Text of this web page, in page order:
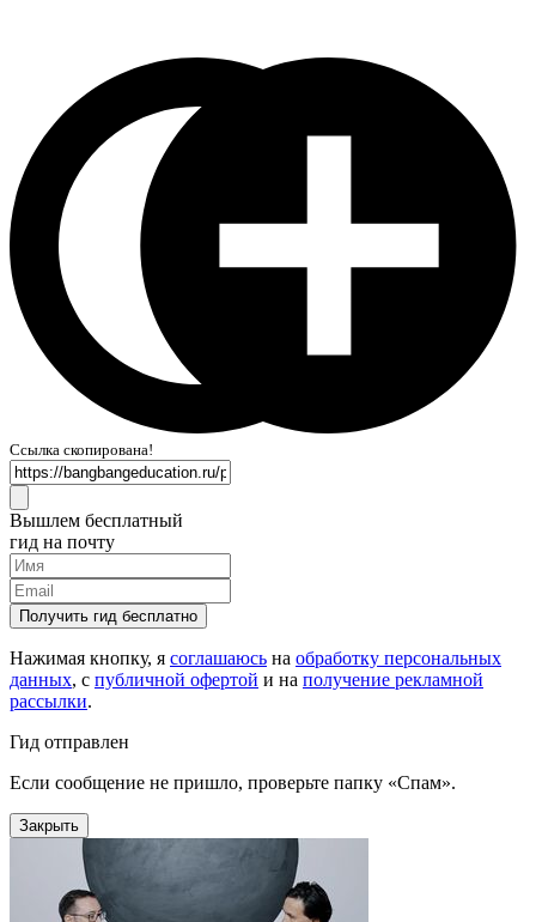
Ссылка скопирована!
Вышлем бесплатный
гид на почту
Получить гид бесплатно
Нажимая кнопку, я соглашаюсь на обработку персональных
данных, с публичной офертой и на получение рекламной
рассылки.
Гид отправлен
Если сообщение не пришло, проверьте папку «Спам».
Закрыть